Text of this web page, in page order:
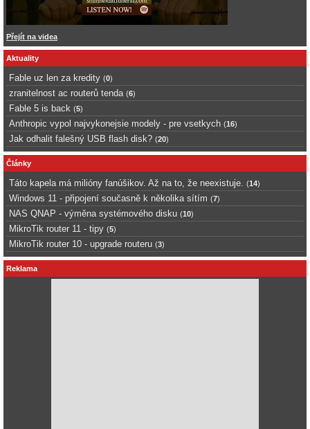
Přejít na videa
Aktuality
Fable uz len za kredity (0)
zranitelnost ac routerů tenda (6)
Fable 5 is back (5)
Anthropic vypol najvykonejsie modely - pre vsetkych (16)
Jak odhalit falešný USB flash disk? (20)
Články
Táto kapela má milióny fanúšikov. Až na to, že neexistuje. (14)
Windows 11 - připojení současně k několika sítím (7)
NAS QNAP - výměna systémového disku (10)
MikroTik router 11 - tipy (5)
MikroTik router 10 - upgrade routeru (3)
Reklama